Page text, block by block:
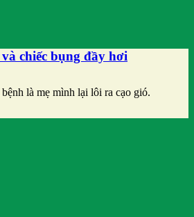
chiếc bụng đầy hơi
là mẹ mình lại lôi ra cạo gió.